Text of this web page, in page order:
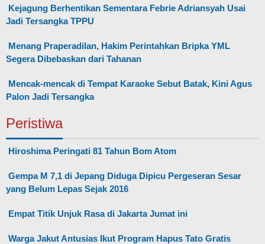
Kejagung Berhentikan Sementara Febrie Adriansyah Usai
Jadi Tersangka TPPU
Menang Praperadilan, Hakim Perintahkan Bripka YML
Segera Dibebaskan dari Tahanan
Mencak-mencak di Tempat Karaoke Sebut Batak, Kini Agus
Palon Jadi Tersangka
Peristiwa
Hiroshima Peringati 81 Tahun Bom Atom
Gempa M 7,1 di Jepang Diduga Dipicu Pergeseran Sesar
yang Belum Lepas Sejak 2016
Empat Titik Unjuk Rasa di Jakarta Jumat ini
Warga Jakut Antusias Ikut Program Hapus Tato Gratis